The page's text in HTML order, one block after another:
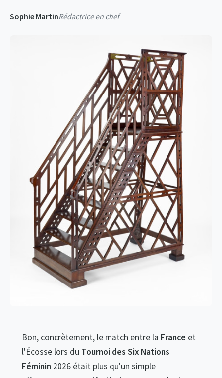
Sophie MartinRédactrice en chef
Bon, concrètement, le match entre la France et
l'Écosse lors du Tournoi des Six Nations
Féminin 2026 était plus qu'un simple